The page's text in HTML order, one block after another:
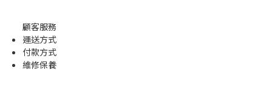
顧客服務
運送方式
付款方式
維修保養